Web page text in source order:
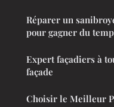
Réparer un
pour gagner du
Expert façadiers à
façade
Choisir le Meilleur